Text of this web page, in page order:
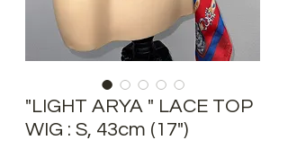
"LIGHT ARYA " LACE TOP
WIG : S, 43cm (17")